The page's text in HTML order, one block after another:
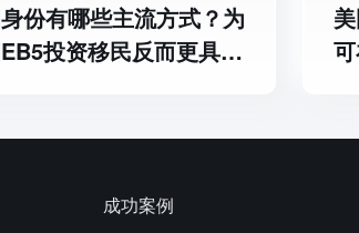
份有哪些主流方式？为
投资移民反而更具性
成功案例